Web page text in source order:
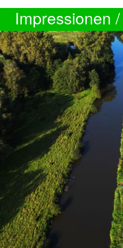
Impressionen